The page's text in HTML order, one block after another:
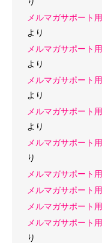
メルマガサポート
より
メルマガサポート
より
メルマガサポート
より
メルマガサポート
より
メルマガサポート
り
メルマガサポート
メルマガサポート
メルマガサポート
メルマガサポート
り